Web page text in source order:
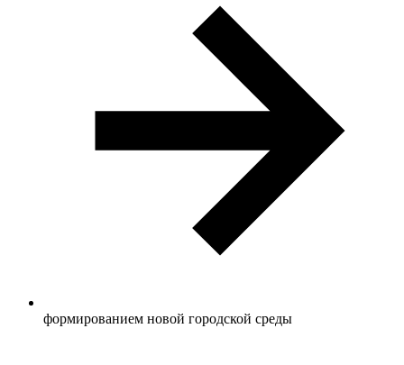
формированием новой городской среды